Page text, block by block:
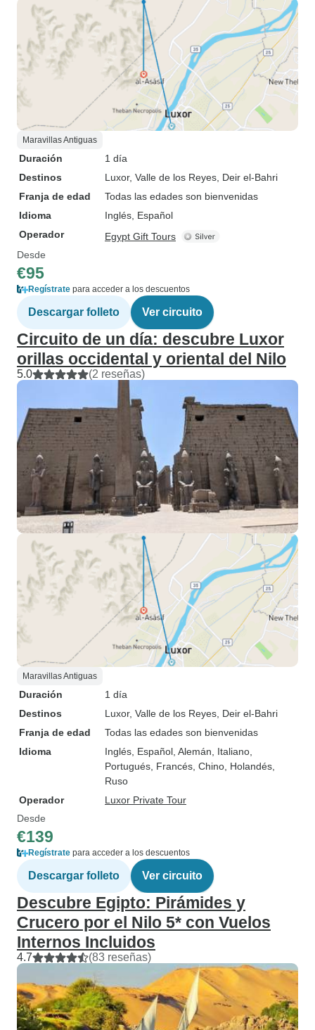
Maravillas Antiguas
Duración
1 día
Destinos
Luxor, Valle de los Reyes , Deir el-Bahri
Franja de edad
Todas las edades son bienvenidas
Idioma
Inglés, Español
Operador
Egypt Gift Tours
Desde
€95
Regístrate para acceder a los descuentos
Descargar folleto Ver circuito
Circuito de un día: descubre Luxor
orillas occidental y oriental del Nilo
5.0 (2 reseñas)
Maravillas Antiguas
Duración
1 día
Destinos
Luxor, Valle de los Reyes , Deir el-Bahri
Franja de edad
Todas las edades son bienvenidas
Idioma
Inglés, Español, Alemán, Italiano,
Portugués, Francés, Chino, Holandés,
Ruso
Operador
Luxor Private Tour
Desde
€139
Regístrate para acceder a los descuentos
Descargar folleto Ver circuito
Descubre Egipto: Pirámides y
Crucero por el Nilo 5* con Vuelos
Internos Incluidos
4.7 (83 reseñas)